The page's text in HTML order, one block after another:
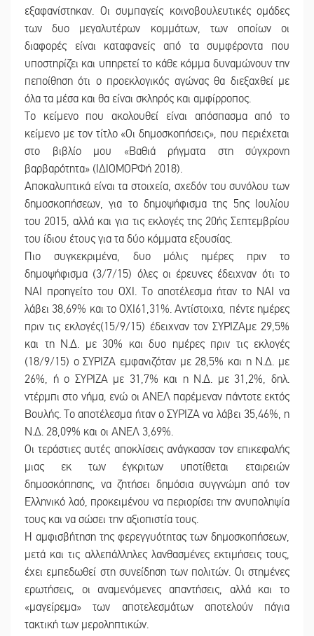
εξαφανίστηκαν. Οι συμπαγείς κοινοβουλευτικές ομάδες
των δυο μεγαλυτέρων κομμάτων, των οποίων οι
διαφορές είναι καταφανείς από τα συμφέροντα που
υποστηρίζει και υπηρετεί το κάθε κόμμα δυναμώνουν την
πεποίθηση ότι ο προεκλογικός αγώνας θα διεξαχθεί με
όλα τα μέσα και θα είναι σκληρός και αμφίρροπος.
Το κείμενο που ακολουθεί είναι απόσπασμα από το
κείμενο με τον τίτλο «Οι δημοσκοπήσεις», που περιέχεται
στο βιβλίο μου «Βαθιά ρήγματα στη σύγχρονη
βαρβαρότητα» (ΙΔΙΟΜΟΡΦή 2018).
Αποκαλυπτικά είναι τα στοιχεία, σχεδόν του συνόλου των
δημοσκοπήσεων, για το δημοψήφισμα της 5ης Ιουλίου
του 2015, αλλά και για τις εκλογές της 20ής Σεπτεμβρίου
του ίδιου έτους για τα δύο κόμματα εξουσίας.
Πιο συγκεκριμένα, δυο μόλις ημέρες πριν το
δημοψήφισμα (3/7/15) όλες οι έρευνες έδειχναν ότι το
ΝΑΙ προηγείτο του ΟΧΙ. Το αποτέλεσμα ήταν το ΝΑΙ να
λάβει 38,69% και το ΟΧΙ61,31%. Αντίστοιχα, πέντε ημέρες
πριν τις εκλογές(15/9/15) έδειχναν τον ΣΥΡΙΖΑμε 29,5%
και τη Ν.Δ. με 30% και δυο ημέρες πριν τις εκλογές
(18/9/15) ο ΣΥΡΙΖΑ εμφανιζόταν με 28,5% και η Ν.Δ. με
26%, ή ο ΣΥΡΙΖΑ με 31,7% και η Ν.Δ. με 31,2%, δηλ.
ντέρμπι στο νήμα, ενώ οι ΑΝΕΛ παρέμεναν πάντοτε εκτός
Βουλής. Το αποτέλεσμα ήταν ο ΣΥΡΙΖΑ να λάβει 35,46%, η
Ν.Δ. 28,09% και οι ΑΝΕΛ 3,69%.
Οι τεράστιες αυτές αποκλίσεις ανάγκασαν τον επικεφαλής
μιας εκ των έγκριτων υποτίθεται εταιρειών
δημοσκόπησης, να ζητήσει δημόσια συγγνώμη από τον
Ελληνικό λαό, προκειμένου να περιορίσει την ανυποληψία
τους και να σώσει την αξιοπιστία τους.
Η αμφισβήτηση της φερεγγυότητας των δημοσκοπήσεων,
μετά και τις αλλεπάλληλες λανθασμένες εκτιμήσεις τους,
έχει εμπεδωθεί στη συνείδηση των πολιτών. Οι στημένες
ερωτήσεις, οι αναμενόμενες απαντήσεις, αλλά και το
«μαγείρεμα» των αποτελεσμάτων αποτελούν πάγια
τακτική των μεροληπτικών.